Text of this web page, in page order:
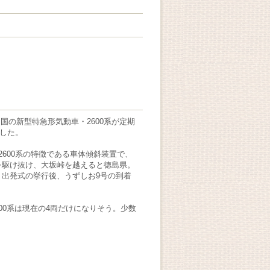
の新型特急形気動車・2600系が定期
た。
系の特徴である車体傾斜装置で、
け抜け、大坂峠を越えると徳島県。
発式の挙行後、うずしお9号の到着
系は現在の4両だけになりそう。少数